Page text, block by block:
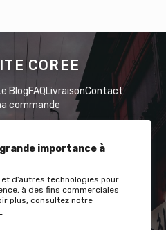
importance à
d’autres technologies pour
à des fins commerciales
plus, consultez notre
COREE
BlogFAQLivraisonContact
commande
avec nous !